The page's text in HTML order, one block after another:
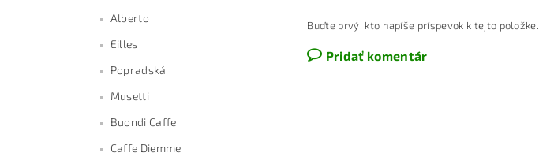
Alberto
Eilles
Popradská
Musetti
Buondi Caffe
Caffe Diemme
Buďte prvý, kto napíše príspevok k tejto položke.
Pridať komentár